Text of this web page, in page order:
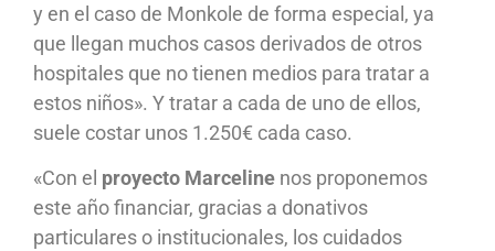
y en el caso de Monkole de forma especial, ya
que llegan muchos casos derivados de otros
hospitales que no tienen medios para tratar a
estos niños». Y tratar a cada de uno de ellos,
suele costar unos 1.250€ cada caso.
«Con el proyecto Marceline nos proponemos
este año financiar, gracias a donativos
particulares o institucionales, los cuidados